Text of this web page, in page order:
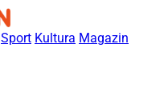
Sport Kultura Magazin